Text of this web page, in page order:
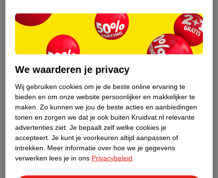
Bijvoorbeeld:
Aambeienzalf, -gel of -crème*/** (geschikt bij inwendige en
uitwendige aambeien)
Aambeiendoekjes* (geschikt bij uitwendige aambeien)
Deze middelen kunnen helpen bij jeuk, irritatie of pijn. Lees
voor gebruik altijd goed de verpakking of bijsluiter. Check ook of
je het mag gebruiken als je borstvoeding geeft.
We waarderen je privacy
Wij gebruiken cookies om je de beste online ervaring te
bieden en om onze website persoonlijker en makkelijker te
maken. Zo kunnen we jou de beste acties en aanbiedingen
tonen en zorgen we dat je ook buiten Kruidvat.nl relevante
advertenties ziet. Je bepaalt zelf welke cookies je
accepteert. Je kunt je voorkeuren altijd aanpassen of
intrekken.
Meer informatie over hoe we je gegevens
verwerken lees je in ons Privacybeleid